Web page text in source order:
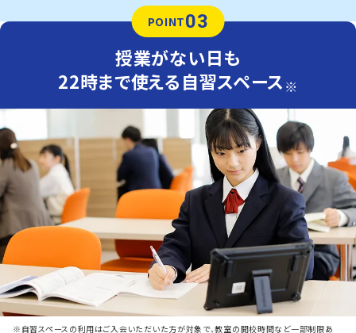
POINT03
授業がない日も
22時まで使える自習スペース ※
※自習スペースの利用はご入会いただいた方が対象で、教室の開校時間など一部制限あ